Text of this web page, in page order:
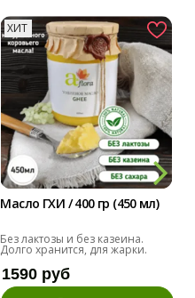
ХИТ
Масло ГХИ / 400 гр (450 мл)
Без лактозы и без казеина.
Долго хранится, для жарки.
1590 руб